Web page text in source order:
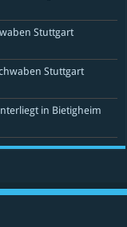
Stuttgart
Stuttgart
in Bietigheim